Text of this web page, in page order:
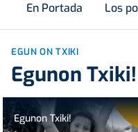
En Portada Los
EGUN ON TXIKI
Egunon Txiki!
Egunon Txiki!